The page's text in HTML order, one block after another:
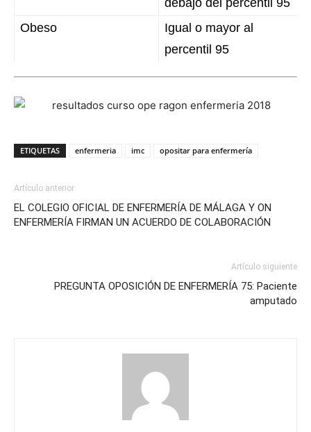
debajo del percentil 95
Obeso
Igual o mayor al
percentil 95
ETIQUETAS enfermeria imc opositar para enfermería
Artículo anterior
EL COLEGIO OFICIAL DE ENFERMERÍA DE MÁLAGA Y ON
ENFERMERÍA FIRMAN UN ACUERDO DE COLABORACIÓN
Artículo siguiente
PREGUNTA OPOSICIÓN DE ENFERMERÍA 75: Paciente
amputado